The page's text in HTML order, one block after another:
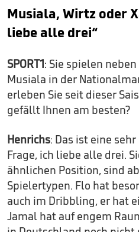
Musiala, Wirtz oder
liebe alle drei“
SPORT1: Sie spielen
Musiala in der
erleben Sie seit dieser
gefällt Ihnen am besten?
Henrichs: Das ist eine
Frage, ich liebe alle drei.
ähnlichen Position, sind
Spielertypen. Flo hat
auch im Dribbling, er hat
Jamal hat auf engem